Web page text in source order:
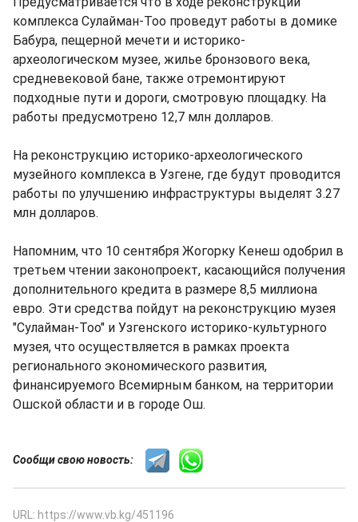
комплекса Сулайман-Тоо проведут работы в домике
Бабура, пещерной мечети и историко-
археологическом музее, жилье бронзового века,
средневековой бане, также отремонтируют
подходные пути и дороги, смотровую площадку. На
работы предусмотрено 12,7 млн долларов.
На реконструкцию историко-археологического
музейного комплекса в Узгене, где будут проводится
работы по улучшению инфраструктуры выделят 3.27
млн долларов.
Напомним, что 10 сентября Жогорку Кенеш одобрил в
третьем чтении законопроект, касающийся получения
дополнительного кредита в размере 8,5 миллиона
евро. Эти средства пойдут на реконструкцию музея
"Сулайман-Тоо" и Узгенского историко-культурного
музея, что осуществляется в рамках проекта
регионального экономического развития,
финансируемого Всемирным банком, на территории
Ошской области и в городе Ош.
Сообщи свою новость:
URL: https://www.vb.kg/451196